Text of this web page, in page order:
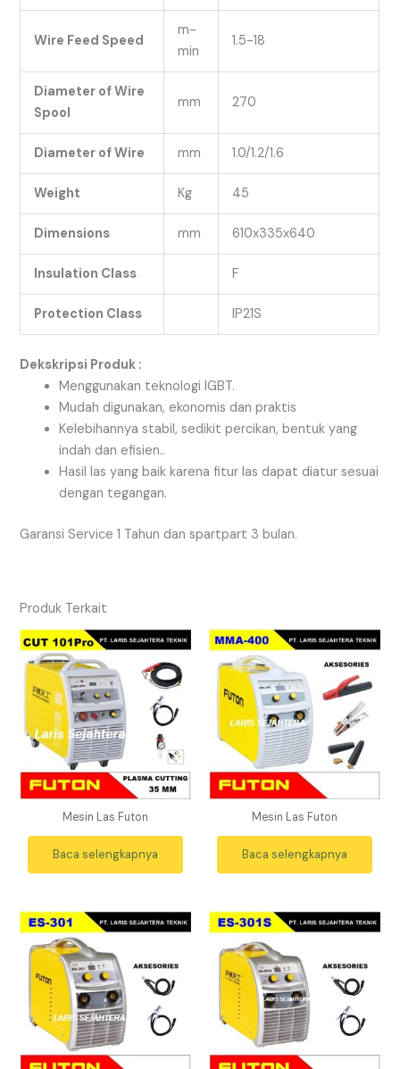
Wire Feed Speed
m-
min
1.5-18
Diameter of Wire
Spool
mm 270
Diameter of Wire mm 1.0/1.2/1.6
Weight Kg 45
Dimensions mm 610x335x640
Insulation Class F
Protection Class IP21S
Dekskripsi Produk :
Menggunakan teknologi IGBT.
Mudah digunakan, ekonomis dan praktis
Kelebihannya stabil, sedikit percikan, bentuk yang
indah dan efisien..
Hasil las yang baik karena fitur las dapat diatur sesuai
dengan tegangan.
Garansi Service 1 Tahun dan spartpart 3 bulan.
Produk Terkait
Mesin Las Futon
Baca selengkapnya
Mesin Las Futon
Baca selengkapnya